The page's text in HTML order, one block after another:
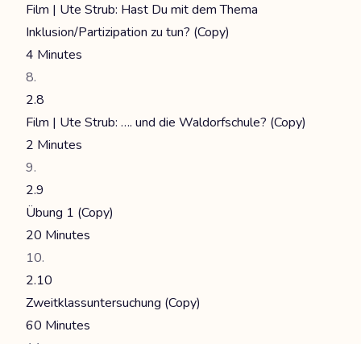
Film | Ute Strub: Hast Du mit dem Thema
Inklusion/Partizipation zu tun? (Copy)
4 Minutes
2.8
Film | Ute Strub: …. und die Waldorfschule? (Copy)
2 Minutes
2.9
Übung 1 (Copy)
20 Minutes
2.10
Zweitklassuntersuchung (Copy)
60 Minutes